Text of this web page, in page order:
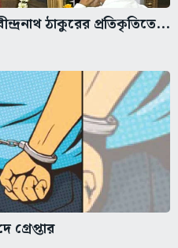
ঠাকুরের প্রতিকৃতিতে...
গ্রেপ্তার